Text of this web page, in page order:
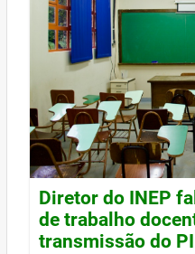
Diretor do INEP
de trabalho
transmissão do